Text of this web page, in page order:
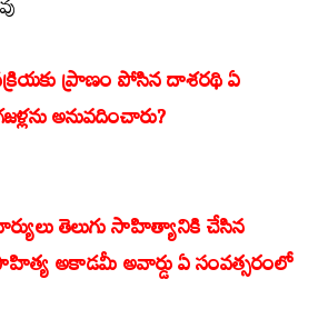
ప్రాణం పోసిన దాశరథి ఏ
అనువదించారు?
తెలుగు సాహిత్యానికి చేసిన
అకాడమీ అవార్డు ఏ సంవత్సరంలో